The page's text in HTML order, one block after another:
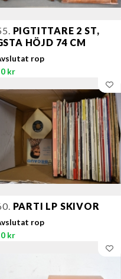
PIGTITTARE 2 ST,
HÖJD 74 CM
rop
kr
PARTI LP SKIVOR
rop
kr